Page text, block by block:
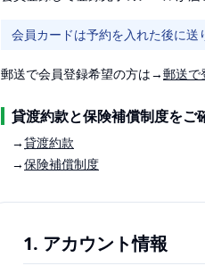
会員カードは予約を入れた後に送
郵送で会員登録希望の方は→郵送で
貸渡約款と保険補償制度をご
→貸渡約款
→保険補償制度
1. アカウント情報